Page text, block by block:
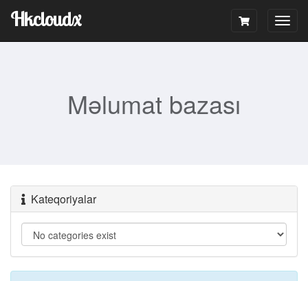
Hkcloudx
Məlumat bazası
Kateqoriyalar